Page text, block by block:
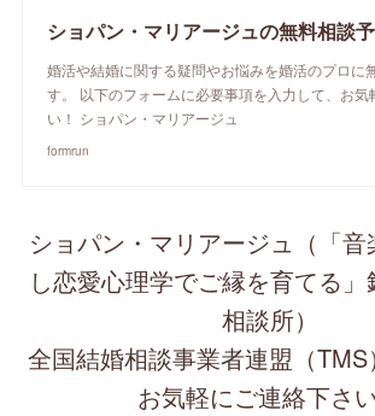
ショパン・マリアージュの無料相談
婚活や結婚に関する疑問やお悩みを婚活のプロに
す。 以下のフォームに必要事項を入力して、お気
い！ ショパン・マリアージュ
formrun
ショパン・マリアージュ（「
し恋愛心理学でご縁を育てる
相談所）
全国結婚相談事業者連盟（
お気軽にご連絡下さ